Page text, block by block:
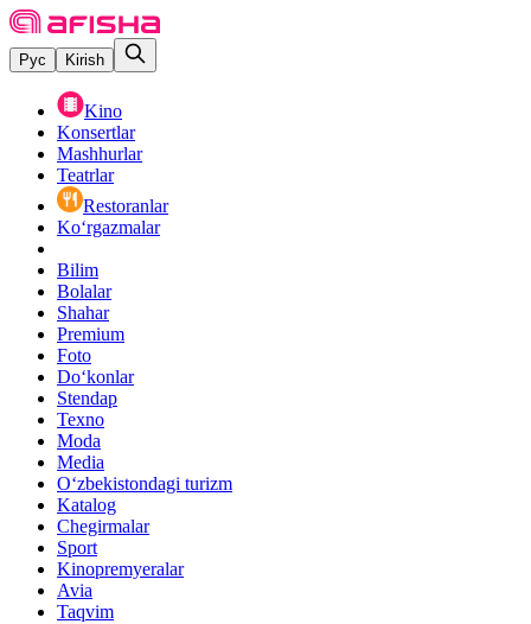
Рус Kirish
Kino
Konsertlar
Mashhurlar
Teatrlar
Restoranlar
Ko‘rgazmalar
Bilim
Bolalar
Shahar
Premium
Foto
Do‘konlar
Stendap
Texno
Moda
Media
O‘zbekistondagi turizm
Katalog
Chegirmalar
Sport
Kinopremyeralar
Avia
Taqvim